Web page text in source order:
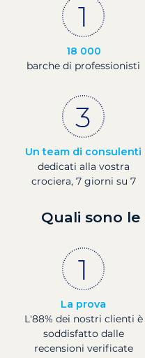
18 000
barche di professionisti
Un team di consulenti
dedicati alla vostra
crociera, 7 giorni su 7
Quali sono
La prova
L'88% dei nostri clienti è
soddisfatto dalle
recensioni verificate